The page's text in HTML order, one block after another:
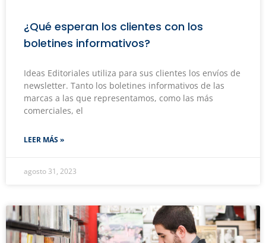
¿Qué esperan los clientes con los
boletines informativos?
Ideas Editoriales utiliza para sus clientes los envíos de
newsletter. Tanto los boletines informativos de las
marcas a las que representamos, como las más
comerciales, el
LEER MÁS »
agosto 31, 2023